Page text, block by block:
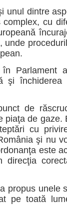
unul dintre
cu
unde
Parlament
şi închiderea
de
piaţa de gaze.
cu
şi nu
este
propus unele
pe toată